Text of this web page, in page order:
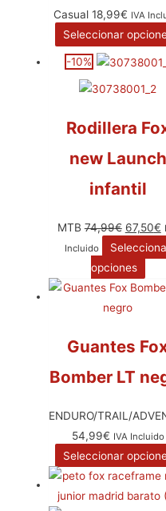
Casual18,99€ IVA
Seleccionar
-10%
Rodillera
new Launch
infantil
MTB74,99€ 67,50€
Incluido
opciones
Guantes
Bomber LT
ENDURO/TRAIL/
54,99€ IVA Incluido
Seleccionar